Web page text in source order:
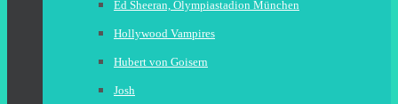
Ed Sheeran, Olympiastadion München
Hollywood Vampires
Hubert von Goisern
Josh